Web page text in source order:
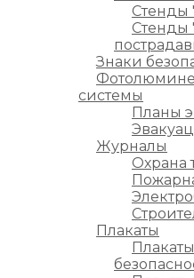
Стенды
Знаки
системы
Планы
Журналы
Охрана
Плакаты